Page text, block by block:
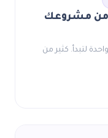
من مشروعك
لتبدأ. كثير من